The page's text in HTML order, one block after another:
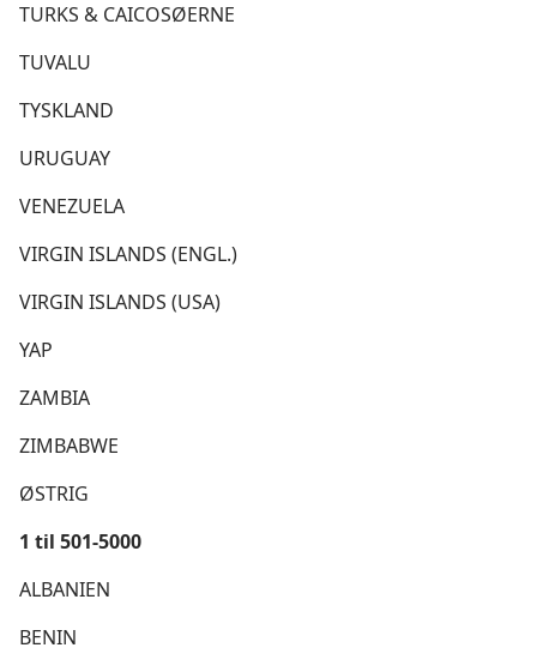
TURKS & CAICOSØERNE
TUVALU
TYSKLAND
URUGUAY
VENEZUELA
VIRGIN ISLANDS (ENGL.)
VIRGIN ISLANDS (USA)
YAP
ZAMBIA
ZIMBABWE
ØSTRIG
1 til 501-5000
ALBANIEN
BENIN